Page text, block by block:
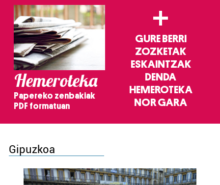
Hemeroteka
Papereko zenbakiak
PDF formatuan
+
GURE BERRI
ZOZKETAK
ESKAINTZAK
DENDA
HEMEROTEKA
NOR GARA
Gipuzkoa